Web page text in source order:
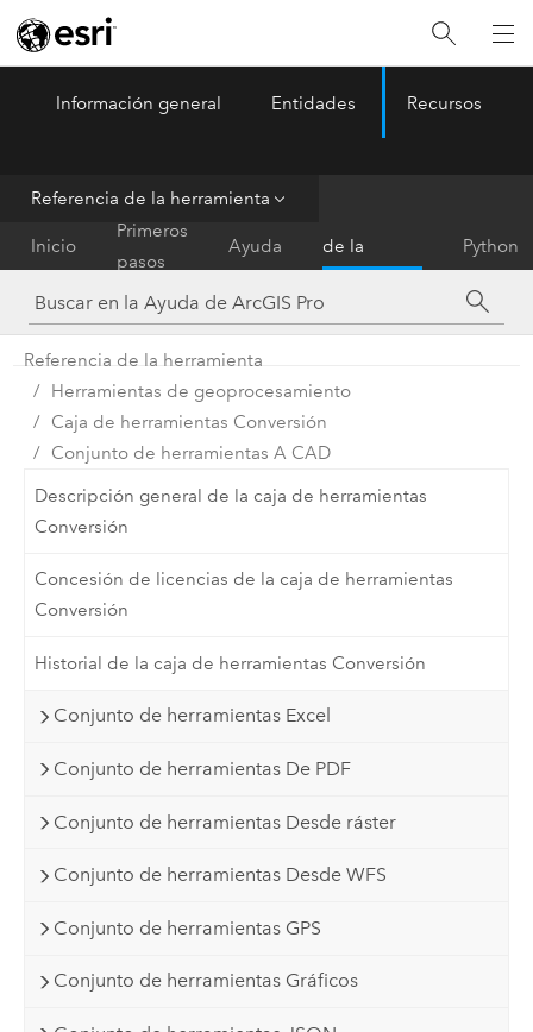
ArcGIS Pro Menu
Información general Entidades Recursos
Referencia de la herramienta
Inicio
Primeros
pasos
Ayuda
de la
herramienta
Python
Referencia de la herramienta
Herramientas de geoprocesamiento
Caja de herramientas Conversión
Conjunto de herramientas A CAD
Descripción general de la caja de herramientas
Conversión
Concesión de licencias de la caja de herramientas
Conversión
Historial de la caja de herramientas Conversión
Conjunto de herramientas Excel
Conjunto de herramientas De PDF
Conjunto de herramientas Desde ráster
Conjunto de herramientas Desde WFS
Conjunto de herramientas GPS
Conjunto de herramientas Gráficos